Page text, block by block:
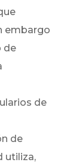
embargo
de
de
de
utiliza,